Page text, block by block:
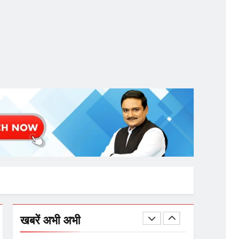
खबरें अभी अभी
चुनाव से पहले लालू परिवार पर बड़ा
झटका, दिल्ली कोर्ट ने IRCTC
घोटाले में आरोप तय किए
1
SRN अस्पताल का नाम अमर
2
नाम पर स्वरूप रानी नेहरू